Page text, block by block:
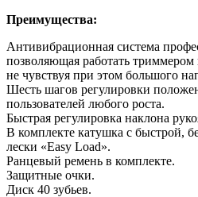
Преимущества:
Антивибрационная система
позволяющая работать
не чувствуя при этом большого
Шесть шагов регулировки
пользователей любого роста.
Быстрая регулировка наклона
В комплекте катушка с быстрой,
лески «Easy Load».
Ранцевый ремень в комплекте.
Защитные очки.
Диск 40 зубьев.